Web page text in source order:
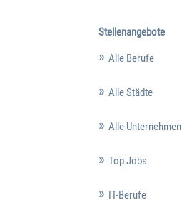
Stellenangebote
Alle Berufe
Alle Städte
Alle Unternehmen
Top Jobs
IT-Berufe